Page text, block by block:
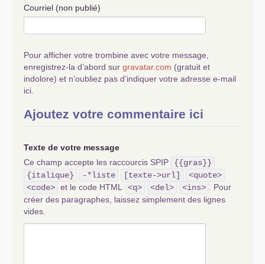
Courriel (non publié)
Pour afficher votre trombine avec votre message,
enregistrez-la d’abord sur gravatar.com (gratuit et
indolore) et n’oubliez pas d’indiquer votre adresse e-mail
ici.
Ajoutez votre commentaire ici
Texte de votre message
Ce champ accepte les raccourcis SPIP
{{gras}}
{italique}
-*liste [texte->url]
<quote>
<code> et le code HTML <q> <del> <ins>
. Pour
créer des paragraphes, laissez simplement des lignes
vides.